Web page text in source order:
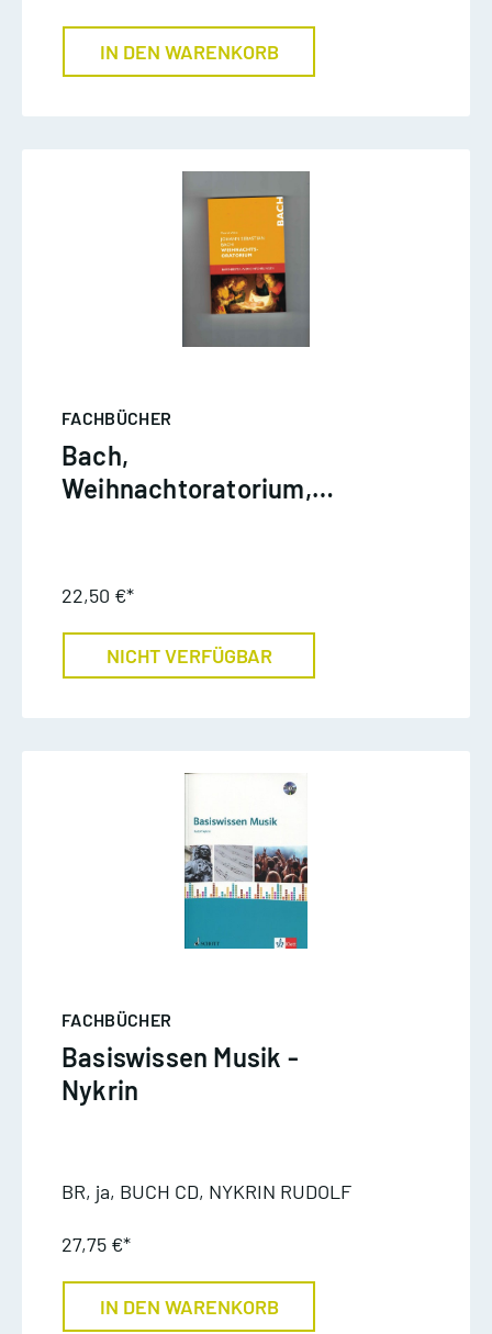
IN DEN WARENKORB
FACHBÜCHER
Bach,
Weihnachtoratorium,
22,50 €*
NICHT VERFÜGBAR
FACHBÜCHER
Basiswissen Musik -
Nykrin
BR, ja, BUCH CD, NYKRIN RUDOLF
27,75 €*
IN DEN WARENKORB